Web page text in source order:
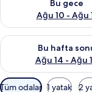
Bu gece
Ağu 10 - Ağu
Bu hafta
Ağu 14 - Ağu
Bu hafta sonu için
Odalar
Tüm odalar 1 yatak 2